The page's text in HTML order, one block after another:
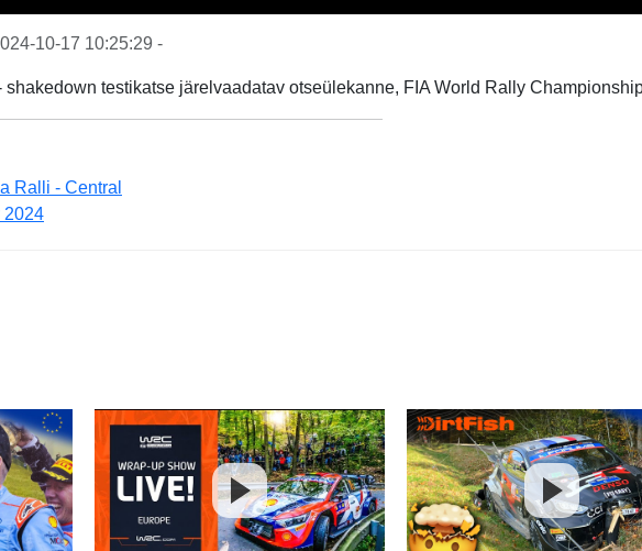
10-17 10:25:29 -
testikatse järelvaadatav otseülekanne, FIA World Rally
Ralli - Central
2024